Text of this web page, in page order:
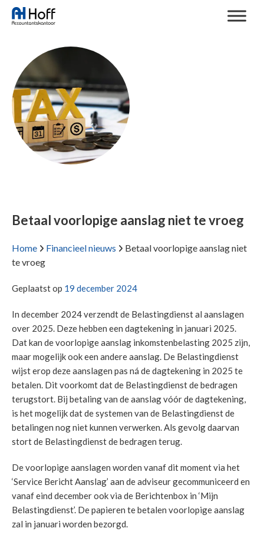
Betaal voorlopige aanslag niet te vroeg
Home Financieel nieuws
Betaal voorlopige aanslag niet
te vroeg
Geplaatst op 19 december 2024
In december 2024 verzendt de Belastingdienst al aanslagen
over 2025. Deze hebben een dagtekening in januari 2025.
Dat kan de voorlopige aanslag inkomstenbelasting 2025 zijn,
maar mogelijk ook een andere aanslag. De Belastingdienst
wijst erop deze aanslagen pas ná de dagtekening in 2025 te
betalen. Dit voorkomt dat de Belastingdienst de bedragen
terugstort. Bij betaling van de aanslag vóór de dagtekening,
is het mogelijk dat de systemen van de Belastingdienst de
betalingen nog niet kunnen verwerken. Als gevolg daarvan
stort de Belastingdienst de bedragen terug.
De voorlopige aanslagen worden vanaf dit moment via het
‘Service Bericht Aanslag’ aan de adviseur gecommuniceerd en
vanaf eind december ook via de Berichtenbox in ‘Mijn
Belastingdienst’. De papieren te betalen voorlopige aanslag
zal in januari worden bezorgd.